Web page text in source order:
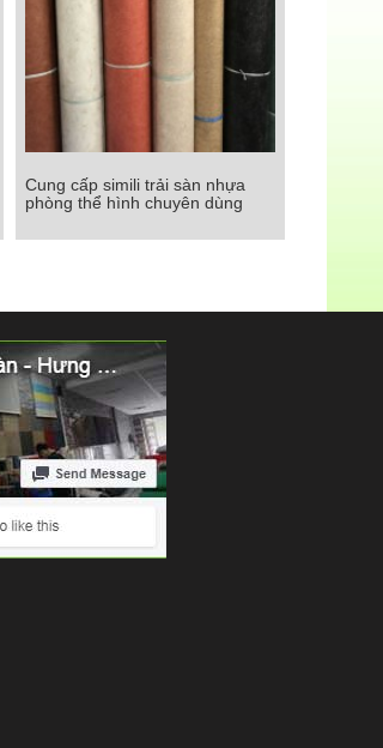
Cung cấp simili trải sàn nhựa
Cung cấp simili trải sàn nhựa
phòng thể hình chuyên dùng